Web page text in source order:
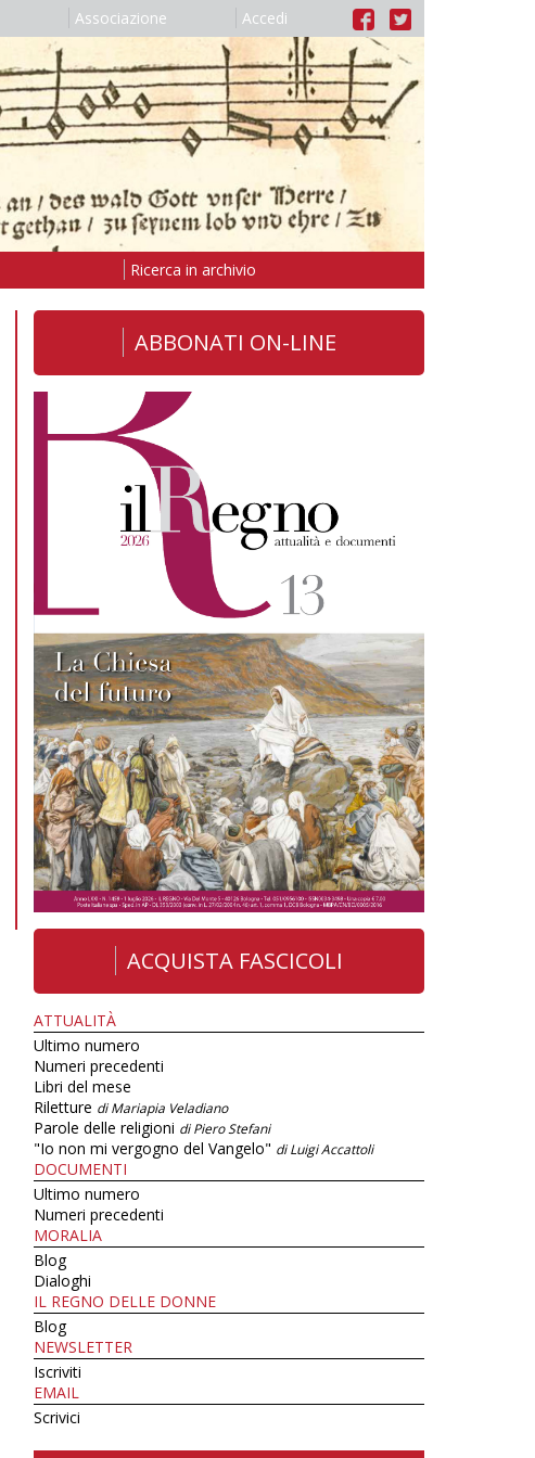
Associazione Accedi
Ricerca in archivio
ABBONATI ON-LINE
ACQUISTA FASCICOLI
ATTUALITÀ
Ultimo numero
Numeri precedenti
Libri del mese
Riletture di Mariapia Veladiano
Parole delle religioni di Piero Stefani
"Io non mi vergogno del Vangelo" di Luigi Accattoli
DOCUMENTI
Ultimo numero
Numeri precedenti
MORALIA
Blog
Dialoghi
IL REGNO DELLE DONNE
Blog
NEWSLETTER
Iscriviti
EMAIL
Scrivici